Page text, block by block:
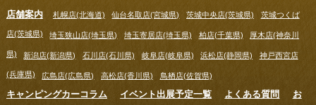
店舗案内 札幌店(北海道) 仙台名取店(宮城県) 茨城中央店(茨城県) 茨城つくば
店(茨城県) 埼玉狭山店(埼玉県) 埼玉寄居店(埼玉県) 柏店(千葉県) 厚木店(神奈川
県) 新潟店(新潟県) 石川店(石川県) 岐阜店(岐阜県) 浜松店(静岡県) 神戸西宮店
(兵庫県) 広島店(広島県) 高松店(香川県) 鳥栖店(佐賀県)
キャンピングカーコラム イベント出展予定一覧 よくある質問
お